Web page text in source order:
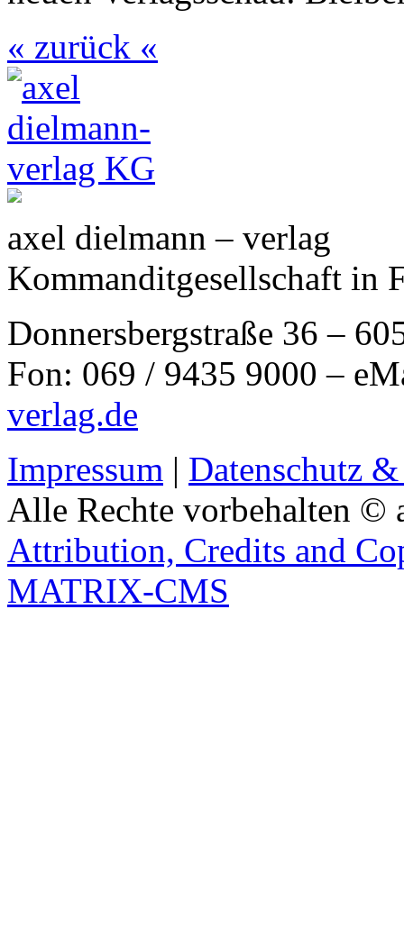
« zurück «
axel dielmann – verlag
Kommanditgesellschaft in
Donnersbergstraße 36 –
Fon: 069 / 9435 9000 –
verlag.de
Impressum | Datenschutz
Alle Rechte vorbehalten ©
Attribution, Credits and
MATRIX-CMS